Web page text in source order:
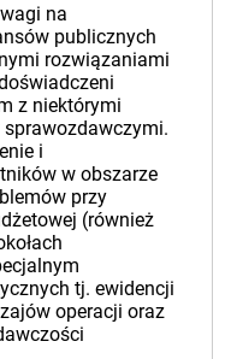
na
publicznych
rozwiązaniami
z niektórymi
i
w obszarze
przy
(również
tj. ewidencji
operacji oraz